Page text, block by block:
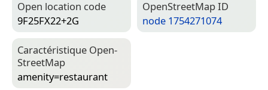
Open location code
9F25FX22+2G
Open­Street­Map ID
node 1754271074
Caractéristique Open­
Street­Map
amenity=­restaurant